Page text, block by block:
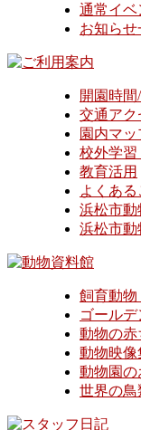
通常イベ
お知らせ
開園時
交通アク
園内マ
校外学習
教育活用
よくある
浜松市動
浜松市動
飼育動物
ゴール
動物の赤
動物映像
動物園の
世界の鳥